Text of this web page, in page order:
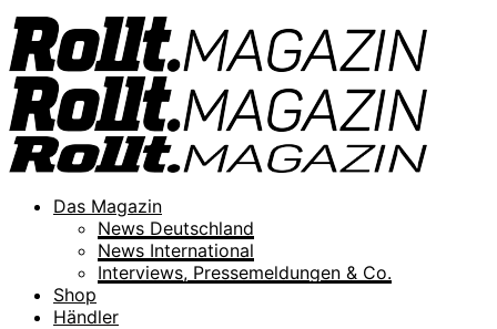
Das Magazin
News Deutschland
News International
Interviews, Pressemeldungen & Co.
Shop
Händler